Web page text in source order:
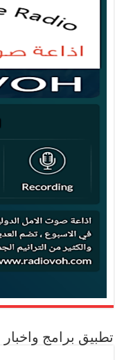
تطبيق برامج